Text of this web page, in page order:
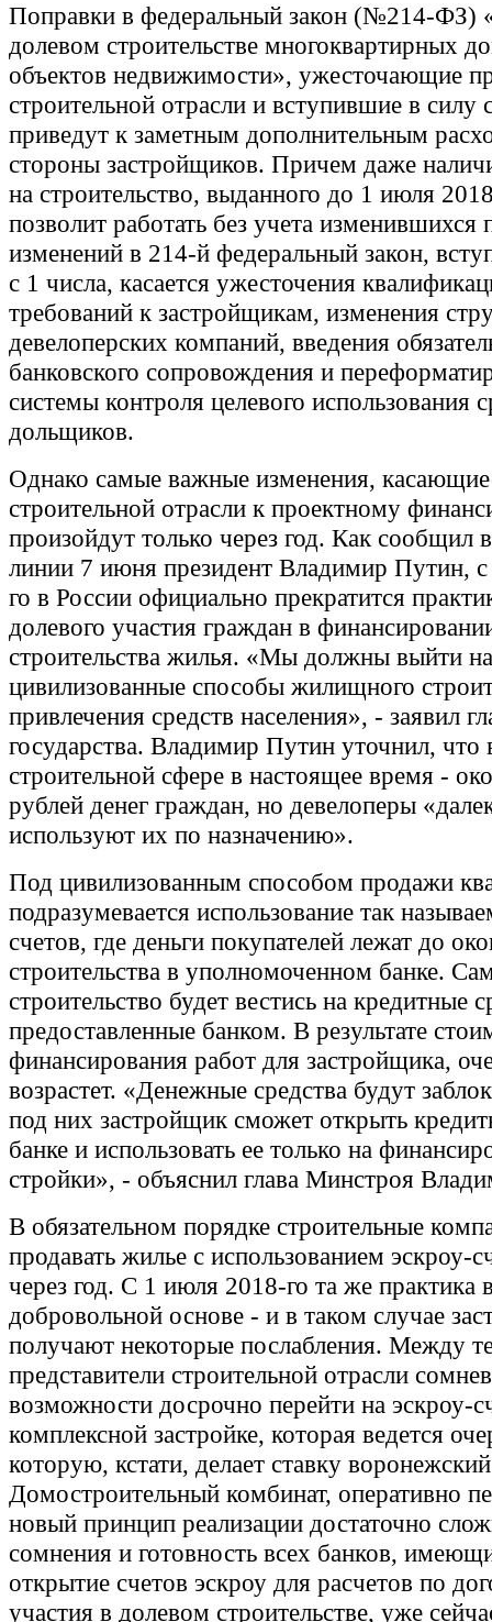
Поправки в федеральный закон (№214-ФЗ)
долевом строительстве многоквартирных
объектов недвижимости», ужесточающие
строительной отрасли и вступившие в силу
приведут к заметным дополнительным
стороны застройщиков. Причем даже
на строительство, выданного до 1 июля
позволит работать без учета изменившихся
изменений в 214-й федеральный закон,
с 1 числа, касается ужесточения
требований к застройщикам, изменения
девелоперских компаний, введения
банковского сопровождения и
системы контроля целевого использования
дольщиков.
Однако самые важные изменения,
строительной отрасли к проектному
произойдут только через год. Как сообщил
линии 7 июня президент Владимир Путин,
го в России официально прекратится
долевого участия граждан в
строительства жилья. «Мы должны выйти на
цивилизованные способы жилищного
привлечения средств населения», - заявил
государства. Владимир Путин уточнил, что
строительной сфере в настоящее время -
рублей денег граждан, но девелоперы
используют их по назначению».
Под цивилизованным способом продажи
подразумевается использование так
счетов, где деньги покупателей лежат до
строительства в уполномоченном банке.
строительство будет вестись на кредитные
предоставленные банком. В результате
финансирования работ для застройщика,
возрастет. «Денежные средства будут
под них застройщик сможет открыть
банке и использовать ее только на
стройки», - объяснил глава Минстроя
В обязательном порядке строительные
продавать жилье с использованием эскроу-
через год. С 1 июля 2018-го та же практика
добровольной основе - и в таком случае
получают некоторые послабления. Между
представители строительной отрасли
возможности досрочно перейти на эскроу-
комплексной застройке, которая ведется
которую, кстати, делает ставку воронежский
Домостроительный комбинат, оперативно
новый принцип реализации достаточно
сомнения и готовность всех банков,
открытие счетов эскроу для расчетов по
участия в долевом строительстве, уже